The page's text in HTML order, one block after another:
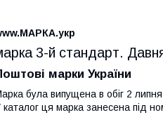
3-й стандарт.
марки України
була випущена в обіг 2
каталог ця марка занесена під